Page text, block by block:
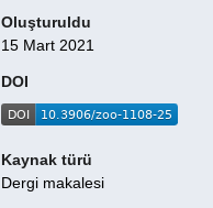
Oluşturuldu
15 Mart 2021
DOI
Kaynak türü
Dergi makalesi